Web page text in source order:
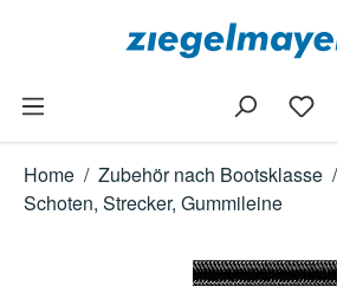
Zum Hauptinhalt springen
Du
Home / Zubehör nach Bootsklasse /
Schoten, Strecker, Gummileine
Bildergalerie überspringen